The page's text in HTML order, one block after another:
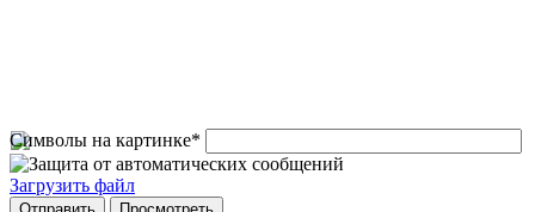
Символы на картинке*
Загрузить файл